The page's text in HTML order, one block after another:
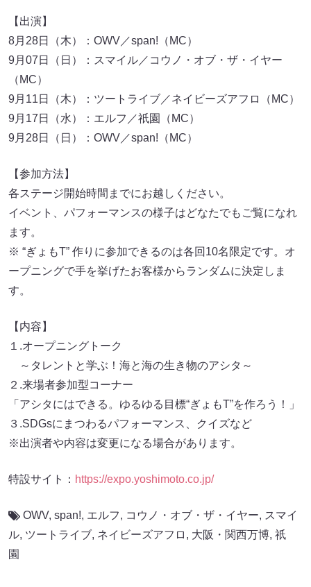
【出演】
8月28日（木）：OWV／span!（MC）
9月07日（日）：スマイル／コウノ・オブ・ザ・イヤー
（MC）
9月11日（木）：ツートライブ／ネイビーズアフロ（MC）
9月17日（水）：エルフ／祇園（MC）
9月28日（日）：OWV／span!（MC）
【参加方法】
各ステージ開始時間までにお越しください。
イベント、パフォーマンスの様子はどなたでもご覧になれ
ます。
※ “ぎょもT” 作りに参加できるのは各回10名限定です。オ
ープニングで手を挙げたお客様からランダムに決定しま
す。
【内容】
１.オープニングトーク
～タレントと学ぶ！海と海の生き物のアシタ～
２.来場者参加型コーナー
「アシタにはできる。ゆるゆる目標“ぎょもT”を作ろう！」
３.SDGsにまつわるパフォーマンス、クイズなど
※出演者や内容は変更になる場合があります。
特設サイト： https://expo.yoshimoto.co.jp/
OWV, span!, エルフ, コウノ・オブ・ザ・イヤー, スマイ
ル, ツートライブ, ネイビーズアフロ , 大阪・関西万博, 祇
園